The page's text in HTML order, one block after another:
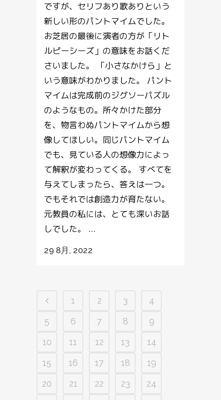
ですが、セリフあり歌ありという
新しい形のパントマイムでした。
お芝居の最後に演者の方が「リト
ルピーシーズ」の意味をお話くだ
さいました。 「小さなかけら」と
いう意味がわかりました。 パント
マイムは完成前のジグソーパズル
のようなもの。所々かけた部分
を、物言わぬパントマイムから想
像してほしい。同じパントマイム
でも、見ている人の想像力によっ
て解釈が変わってくる。 すべてを
与えてしまったら、答えは一つ。
でもそれでは創造力が育たない。
元教員の私には、とても深いお話
しでした。 ...
29 8月, 2022
1 2 3
4
5
6 7 8
9
10
11 12 13
14
15
16 17 18
19
20
21 22 23
24